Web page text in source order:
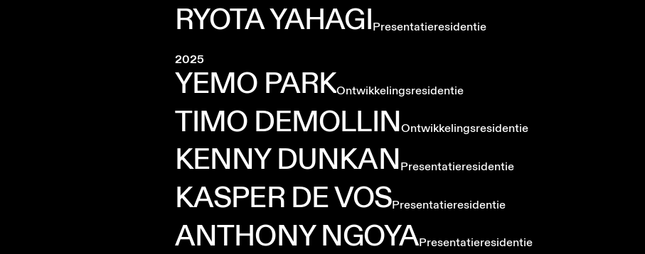
RYOTAYAHAGIPresentatieresidentie
2025
YEMO PARKOntwikkelingsresidentie
TIMO DEMOLLINOntwikkelingsresidentie
KENNY DUNKANPresentatieresidentie
KASPER DEVOSPresentatieresidentie
ANTHONY NGOYAPresentatieresidentie